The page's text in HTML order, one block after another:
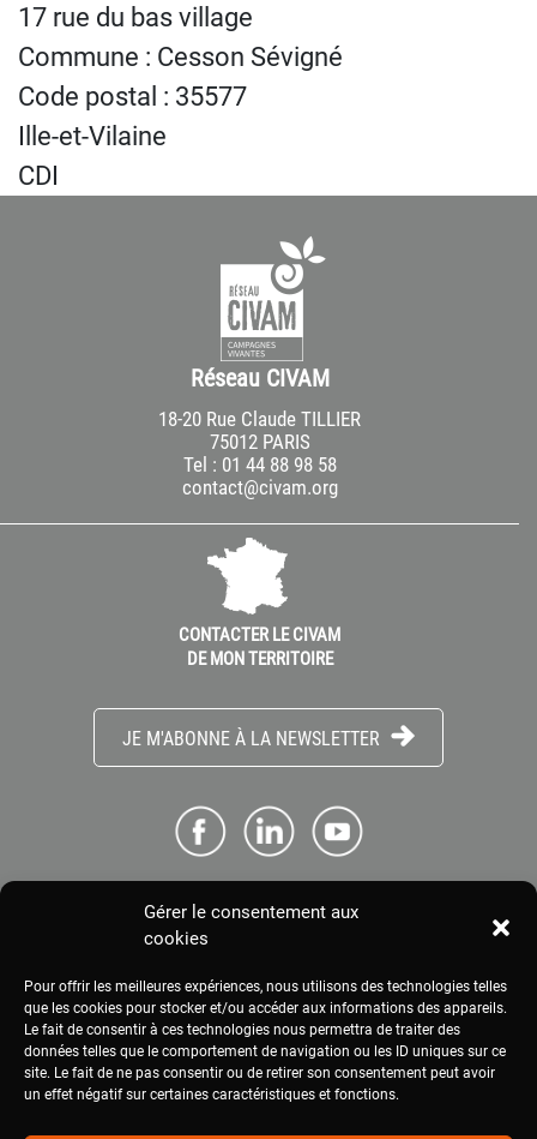
Gérer le consentement aux
cookies
Pour offrir les meilleures expériences, nous utilisons des technologies telles
que les cookies pour stocker et/ou accéder aux informations des appareils.
Le fait de consentir à ces technologies nous permettra de traiter des
données telles que le comportement de navigation ou les ID uniques sur ce
site. Le fait de ne pas consentir ou de retirer son consentement peut avoir
un effet négatif sur certaines caractéristiques et fonctions.
17 rue du bas village
Commune : Cesson Sévigné
Code postal : 35577
Ille-et-Vilaine
CDI
Réseau CIVAM
18-20 Rue Claude TILLIER
75012 PARIS
Tel : 01 44 88 98 58
contact@civam.org
CONTACTER LE CIVAM
DE MON TERRITOIRE
JE M'ABONNE À LA NEWSLETTER
ME CONNECTER
ESPACE PRESSE
MENTIONS LÉGALES